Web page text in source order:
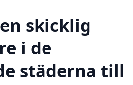
skicklig
i de
städerna till